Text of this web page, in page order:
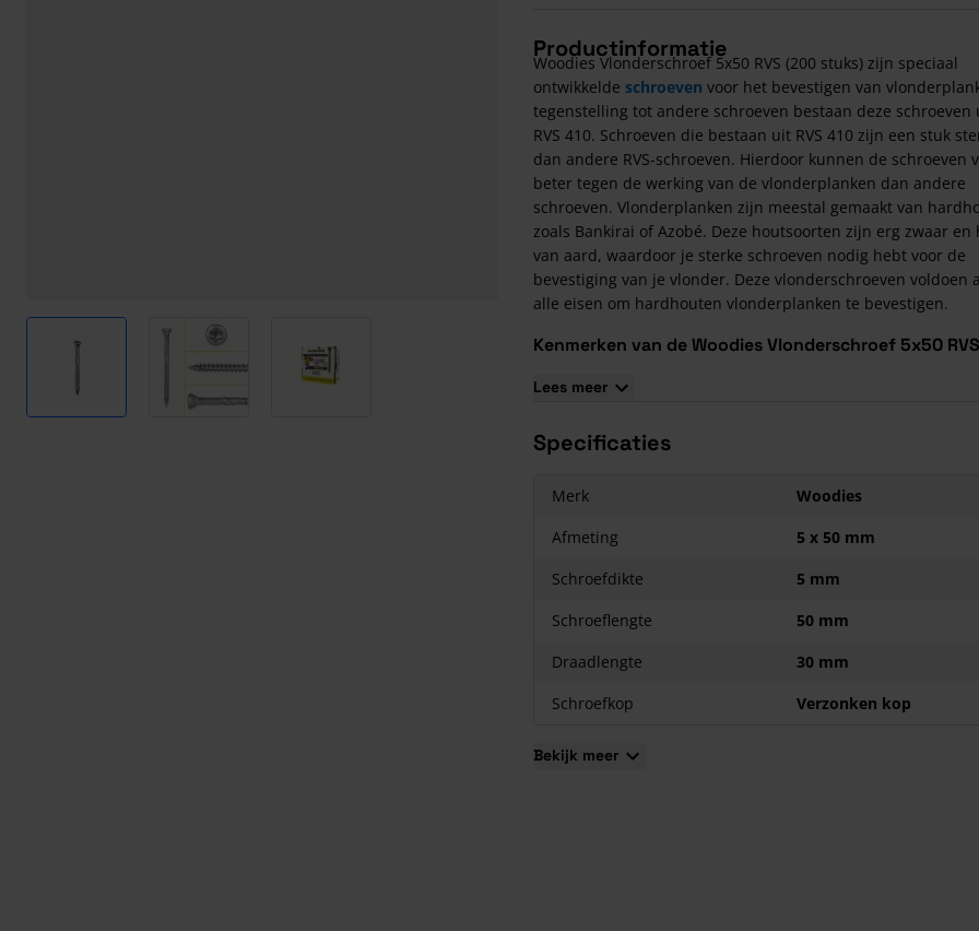
View larger image View larger image
Productinformatie
Woodies Vlonderschroef 5x50 RVS (200 stuks) zijn speciaal
ontwikkelde schroeven voor het bevestigen van
tegenstelling tot andere schroeven bestaan deze schroeven
RVS 410. Schroeven die bestaan uit RVS 410 zijn een stuk
dan andere RVS-schroeven. Hierdoor kunnen de schroeven
beter tegen de werking van de vlonderplanken dan andere
schroeven. Vlonderplanken zijn meestal gemaakt van
zoals Bankirai of Azobé. Deze houtsoorten zijn erg zwaar en
van aard, waardoor je sterke schroeven nodig hebt voor de
bevestiging van je vlonder. Deze vlonderschroeven voldoen
alle eisen om hardhouten vlonderplanken te bevestigen.
Kenmerken van de Woodies Vlonderschroef 5x50
Gebruik bitmaat T25 voor het indraaien van de schroeven
bitje
Voorboren is dankzij het scherpe boorpunt bij deze schroef
nodig
Lees meer
Specificaties
Merk
Woodies
Afmeting
5 x 50 mm
Schroefdikte
5 mm
Schroeflengte
50 mm
Draadlengte
30 mm
Schroefkop
Verzonken kop
Bekijk meer